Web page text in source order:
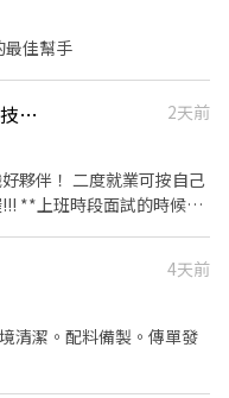
金(禮券)、生日餐券 *好康
動 *關懷照顧：在職團體保
商與輔導 更多資訊
設備和餐具。 ．準備不同
量與重量。 ．負責擺盤、
最佳幫手
歡迎Mail或電話詢問🍔摩斯漢堡生技園區店歡迎學生、上班族、留學生、主婦。
2天前
夥伴！ 二度就業可按自己
**上班時段面試的時候都
炸點心、洗菜、維護廚房
等 ✅時薪：196-220起 ➠
～06:00加發早夜津貼
新、中郵） ✅員工福利 🍔
4天前
清潔。配料備製。傳單發